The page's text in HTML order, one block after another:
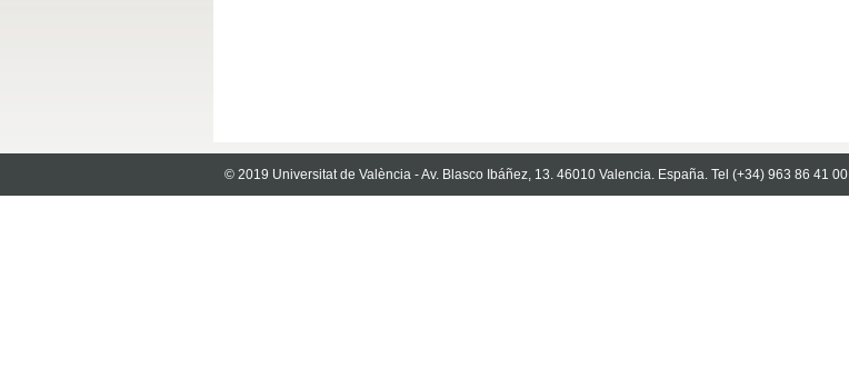
© 2019 Universitat de València - Av. Blasco Ibáñez, 13. 46010 Valencia. España. Tel (+34) 963 86 41 00